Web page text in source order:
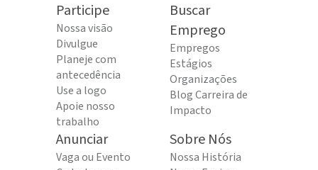
Participe
Nossa visão
Divulgue
Planeje com
antecedência
Use a logo
Apoie nosso
trabalho
Buscar
Emprego
Empregos
Estágios
Organizações
Blog Carreira de
Impacto
Anunciar
Vaga ou Evento
Sobre Nós
Nossa História